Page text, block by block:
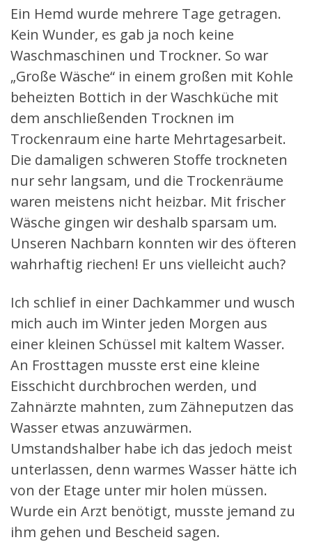
Ein Hemd wurde mehrere Tage getragen.
Kein Wunder, es gab ja noch keine
Waschmaschinen und Trockner. So war
„Große Wäsche“ in einem großen mit Kohle
beheizten Bottich in der Waschküche mit
dem anschließenden Trocknen im
Trockenraum eine harte Mehrtagesarbeit.
Die damaligen schweren Stoffe trockneten
nur sehr langsam, und die Trockenräume
waren meistens nicht heizbar. Mit frischer
Wäsche gingen wir deshalb sparsam um.
Unseren Nachbarn konnten wir des öfteren
wahrhaftig riechen! Er uns vielleicht auch?
Ich schlief in einer Dachkammer und wusch
mich auch im Winter jeden Morgen aus
einer kleinen Schüssel mit kaltem Wasser.
An Frosttagen musste erst eine kleine
Eisschicht durchbrochen werden, und
Zahnärzte mahnten, zum Zähneputzen das
Wasser etwas anzuwärmen.
Umstandshalber habe ich das jedoch meist
unterlassen, denn warmes Wasser hätte ich
von der Etage unter mir holen müssen.
Wurde ein Arzt benötigt, musste jemand zu
ihm gehen und Bescheid sagen.